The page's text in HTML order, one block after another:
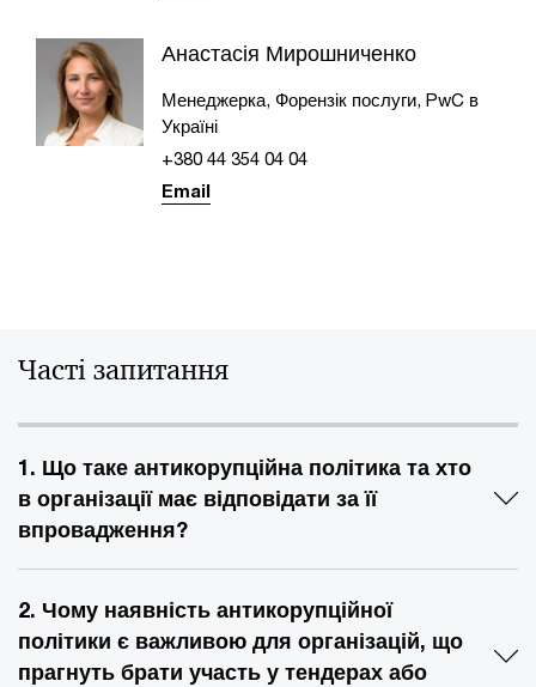
Анастасія Мирошниченко
Менеджерка, Форензік послуги, PwC в
Україні
+380 44 354 04 04
Email
Часті запитання
1. Що таке антикорупційна політика та хто
в організації має відповідати за її
впровадження?
2. Чому наявність антикорупційної
політики є важливою для організацій, що
прагнуть брати участь у тендерах або